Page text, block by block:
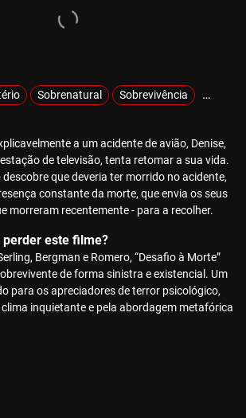
Sobrenatural Sobrevivência
a um acidente de avião, Denise,
de televisão, tenta retomar a sua vida.
que deveria ter morrido no acidente,
constante da morte, que envia os seus
morreram recentemente - para a recolher.
perder este filme?
Bergman e Romero, “Desafio à Morte”
de forma sinistra e existencial. Um
para os apreciadores de terror psicológico,
inquietante e pela abordagem metafórica